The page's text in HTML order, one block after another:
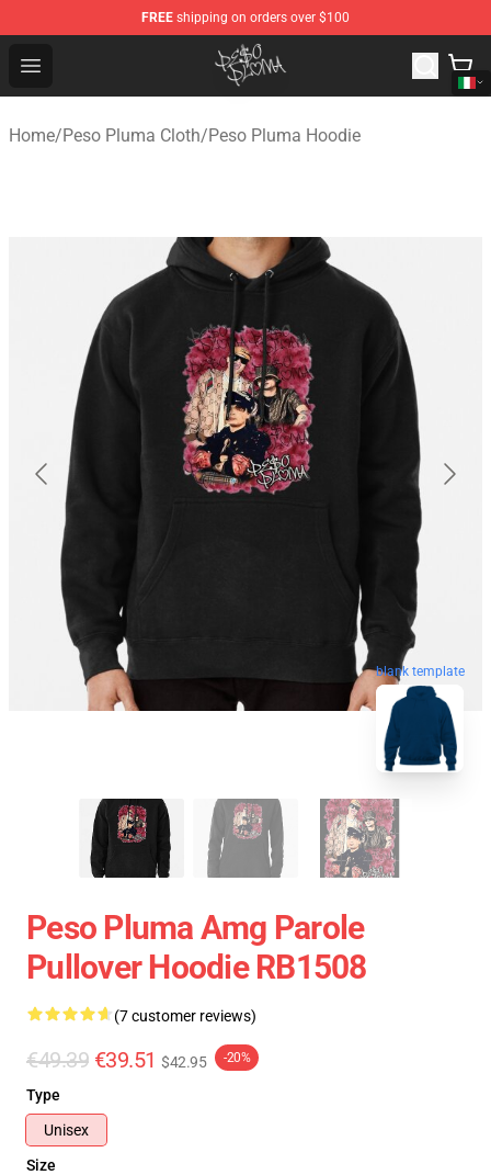
FREE shipping on orders over $100
Open menu
Peso Pluma Store - Official Peso Pluma Merchandise
Home/Peso Pluma Cloth/Peso Pluma Hoodie
blank template
Peso Pluma Amg Parole
Pullover Hoodie RB1508
(7 customer reviews)
€49.39 €39.51 $42.95 -20%
Type
Unisex
Size